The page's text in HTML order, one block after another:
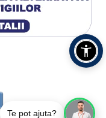
Te pot ajuta?